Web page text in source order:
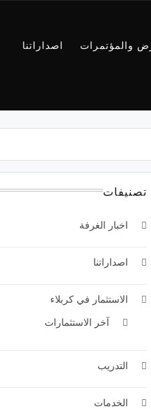
والمؤتمرات
اصداراتنا
تصنيفات
اخبار الغرفة
اصداراتنا
الاستثمار في كربلاء
آخر الاستثمارات
التدريب
الخدمات